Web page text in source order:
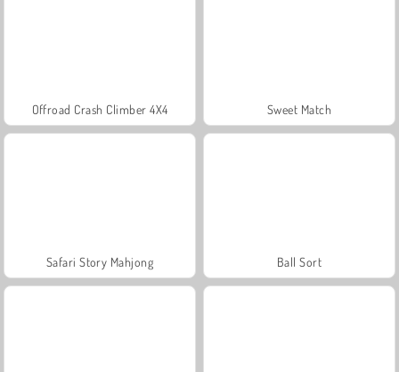
Offroad Crash Climber 4X4 Sweet Match
Safari Story Mahjong Ball Sort